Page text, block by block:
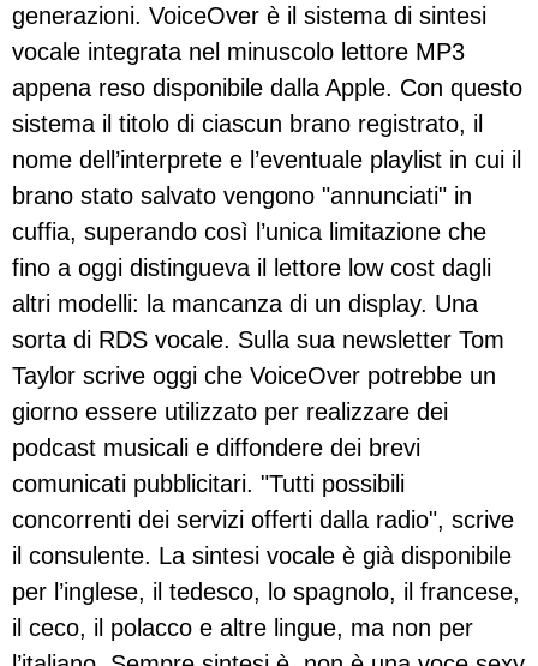
generazioni. VoiceOver è il sistema di sintesi
vocale integrata nel minuscolo lettore MP3
appena reso disponibile dalla Apple. Con questo
sistema il titolo di ciascun brano registrato, il
nome dell’interprete e l’eventuale playlist in cui il
brano stato salvato vengono "annunciati" in
cuffia, superando così l’unica limitazione che
fino a oggi distingueva il lettore low cost dagli
altri modelli: la mancanza di un display. Una
sorta di RDS vocale. Sulla sua newsletter Tom
Taylor scrive oggi che VoiceOver potrebbe un
giorno essere utilizzato per realizzare dei
podcast musicali e diffondere dei brevi
comunicati pubblicitari. "Tutti possibili
concorrenti dei servizi offerti dalla radio", scrive
il consulente. La sintesi vocale è già disponibile
per l’inglese, il tedesco, lo spagnolo, il francese,
il ceco, il polacco e altre lingue, ma non per